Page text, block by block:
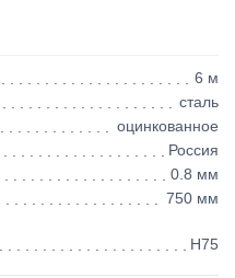
6 м
сталь
оцинкованное
Россия
0.8 мм
750 мм
Н75